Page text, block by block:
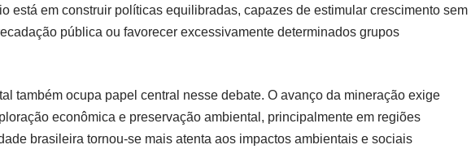
está em construir políticas equilibradas, capazes de estimular crescimento sem
pública ou favorecer excessivamente determinados grupos
também ocupa papel central nesse debate. O avanço da mineração exige
econômica e preservação ambiental, principalmente em regiões
brasileira tornou-se mais atenta aos impactos ambientais e sociais